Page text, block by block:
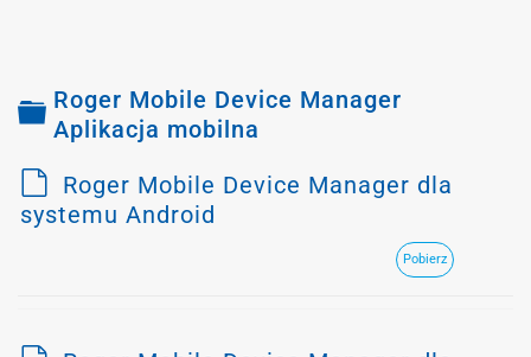
Folder
Roger Mobile Device Manager
Aplikacja mobilna
d
e
Roger Mobile Device Manager dla
systemu Android
Pobierz